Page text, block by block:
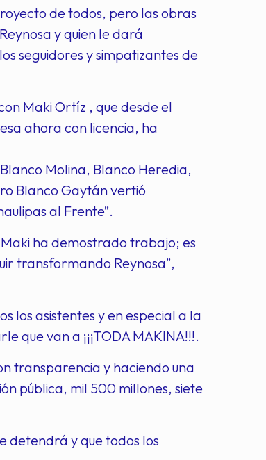
de todos, pero las obras
y quien le dará
seguidores y simpatizantes de
Maki Ortíz , que desde el
ahora con licencia, ha
Molina, Blanco Heredia,
Blanco Gaytán vertió
al Frente”.
ha demostrado trabajo; es
transformando Reynosa”,
los asistentes y en especial a la
que van a ¡¡¡TODA MAKINA!!!.
transparencia y haciendo una
pública, mil 500 millones, siete
detendrá y que todos los